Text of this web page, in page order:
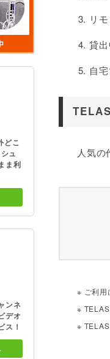
リ
貸
自
人気の
※ ご利用
※
※
どこ
ュ
ま利
ンネ
デオ
ス！